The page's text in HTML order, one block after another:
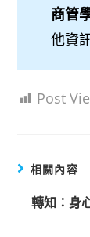
商管
他資
Post
相關內容
轉知：身